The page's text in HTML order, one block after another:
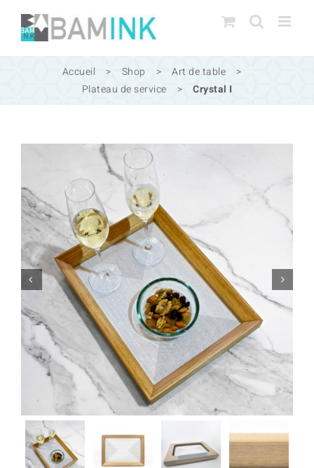
Passer
contenu
Accueil > Shop > Art de table
>
Plateau de service
> Crystal I
 